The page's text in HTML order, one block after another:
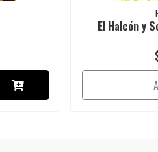
El Halcón y